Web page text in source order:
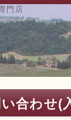
合わせ(